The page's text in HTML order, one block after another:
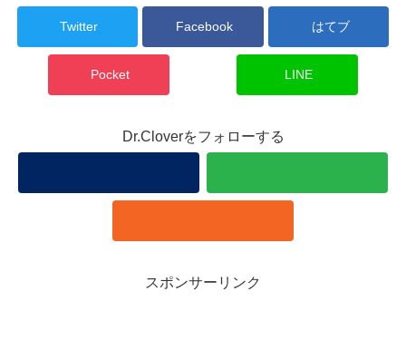
Twitter Facebook はてブ
Pocket LINE
Dr.Cloverをフォローする
スポンサーリンク